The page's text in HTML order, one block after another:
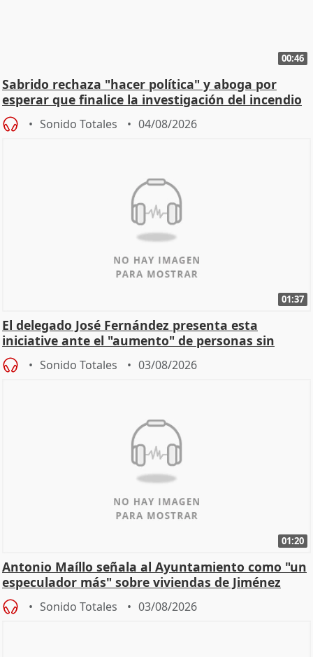
00:46
Sabrido rechaza "hacer política" y aboga por
esperar que finalice la investigación del incendio
Sonido Totales 04/08/2026
01:37
El delegado José Fernández presenta esta
iniciative ante el "aumento" de personas sin
hogar en Madri
Sonido Totales 03/08/2026
01:20
Antonio Maíllo señala al Ayuntamiento como "un
especulador más" sobre viviendas de Jiménez
Becerril
Sonido Totales 03/08/2026